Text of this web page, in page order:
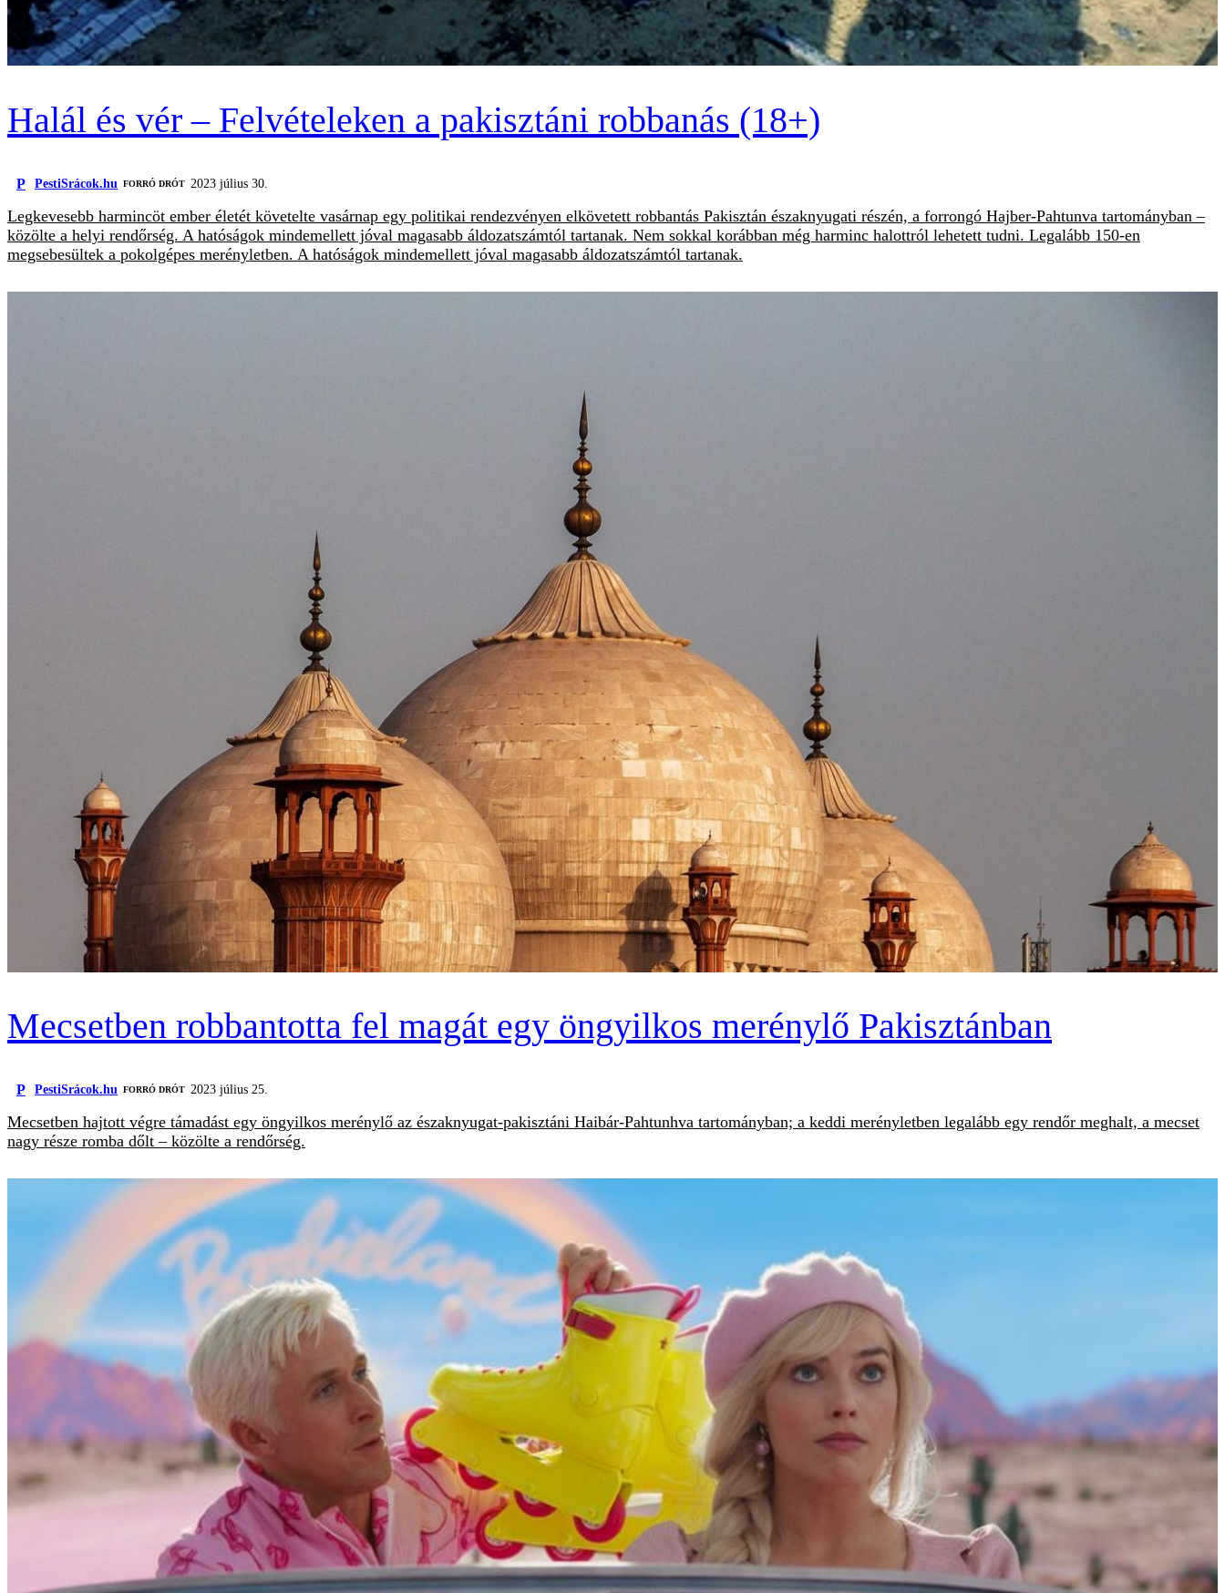
Halál és vér – Felvételeken a pakisztáni robbanás (18+)
P PestiSrácok.hu FORRÓ DRÓT 2023 július 30.
Legkevesebb harmincöt ember életét követelte vasárnap egy politikai rendezvényen elkövetett robbantás Pakisztán északnyugati részén, a forrongó Hajber-Pahtunva tartományban –
közölte a helyi rendőrség. A hatóságok mindemellett jóval magasabb áldozatszámtól tartanak. Nem sokkal korábban még harminc halottról lehetett tudni. Legalább 150-en
megsebesültek a pokolgépes merényletben. A hatóságok mindemellett jóval magasabb áldozatszámtól tartanak.
Mecsetben robbantotta fel magát egy öngyilkos merénylő Pakisztánban
P PestiSrácok.hu FORRÓ DRÓT 2023 július 25.
Mecsetben hajtott végre támadást egy öngyilkos merénylő az északnyugat-pakisztáni Haibár-Pahtunhva tartományban; a keddi merényletben legalább egy rendőr meghalt, a mecset
nagy része romba dőlt – közölte a rendőrség.